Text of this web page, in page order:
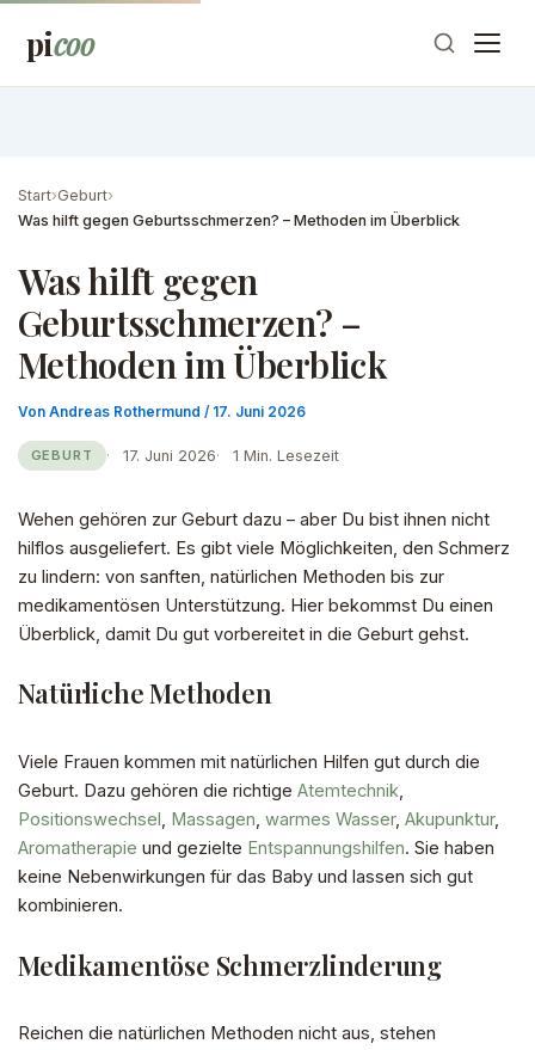
Inhalt
picoo
Start›Geburt›
Was hilft gegen Geburtsschmerzen? – Methoden im Überblick
Was hilft gegen
Geburtsschmerzen? –
Methoden im Überblick
Von Andreas Rothermund / 17. Juni 2026
GEBURT 17. Juni 2026 1 Min. Lesezeit
Wehen gehören zur Geburt dazu – aber Du bist ihnen nicht
hilflos ausgeliefert. Es gibt viele Möglichkeiten, den Schmerz
zu lindern: von sanften, natürlichen Methoden bis zur
medikamentösen Unterstützung. Hier bekommst Du einen
Überblick, damit Du gut vorbereitet in die Geburt gehst.
Natürliche Methoden
Viele Frauen kommen mit natürlichen Hilfen gut durch die
Geburt. Dazu gehören die richtige Atemtechnik,
Positionswechsel , Massagen, warmes Wasser, Akupunktur,
Aromatherapie und gezielte Entspannungshilfen. Sie haben
keine Nebenwirkungen für das Baby und lassen sich gut
kombinieren.
Medikamentöse Schmerzlinderung
Reichen die natürlichen Methoden nicht aus, stehen